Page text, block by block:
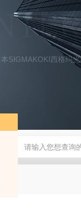
SIGMAKOKI西格玛
外观分析仪器 粒度